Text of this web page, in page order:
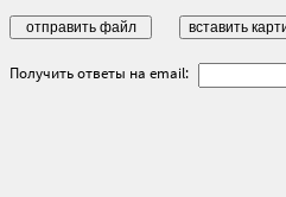
Получить ответы на email: